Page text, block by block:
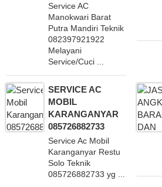
Service AC
Manokwari Barat
Putra Mandiri Teknik
082397921922
Melayani
Service/Cuci ...
SERVICE AC
MOBIL
KARANGANYAR
085726882733
Service Ac Mobil
Karanganyar Restu
Solo Teknik
085726882733 yg ...